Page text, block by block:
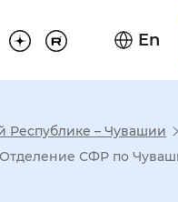
En
Республике – Чувашии
СФР по